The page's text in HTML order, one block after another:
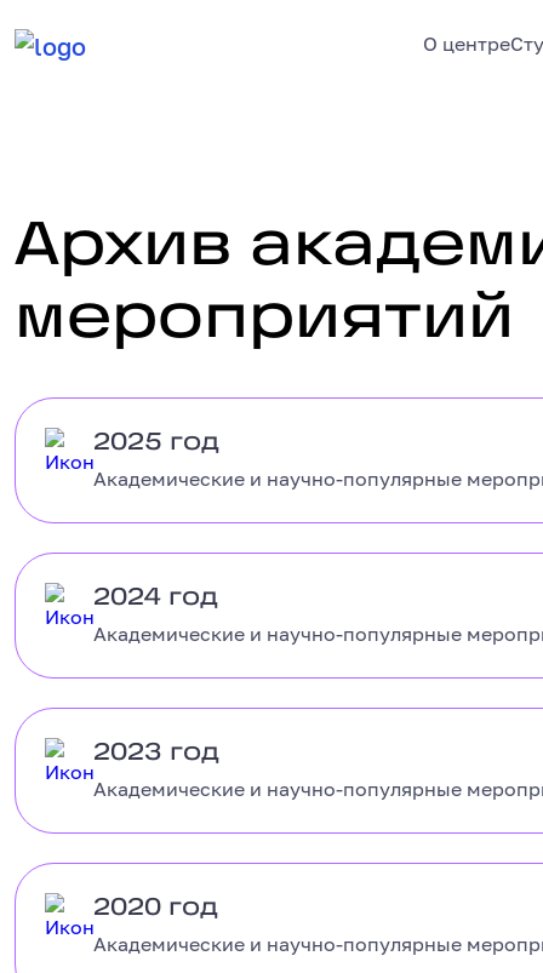
О центре
Архив академических
Архив
мероприятий
2025 год
2025 год
Академические и научно-популярные
2024 год
2024 год
Академические и научно-популярные
2023 год
2023 год
Академические и научно-популярные
2020 год
2020 год
Академические и научно-популярные